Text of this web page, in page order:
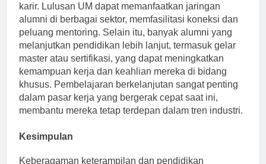
karir. Lulusan UM dapat memanfaatkan jaringan
alumni di berbagai sektor, memfasilitasi koneksi dan
peluang mentoring. Selain itu, banyak alumni yang
melanjutkan pendidikan lebih lanjut, termasuk gelar
master atau sertifikasi, yang dapat meningkatkan
kemampuan kerja dan keahlian mereka di bidang
khusus. Pembelajaran berkelanjutan sangat penting
dalam pasar kerja yang bergerak cepat saat ini,
membantu mereka tetap terdepan dalam tren industri.
Kesimpulan
Keberagaman keterampilan dan pendidikan